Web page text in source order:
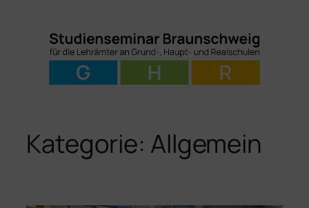
Kategorie: Allgemein